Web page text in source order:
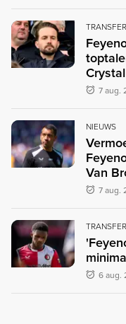
7 aug.
NIEUWS
Van
7 aug.
6 aug.